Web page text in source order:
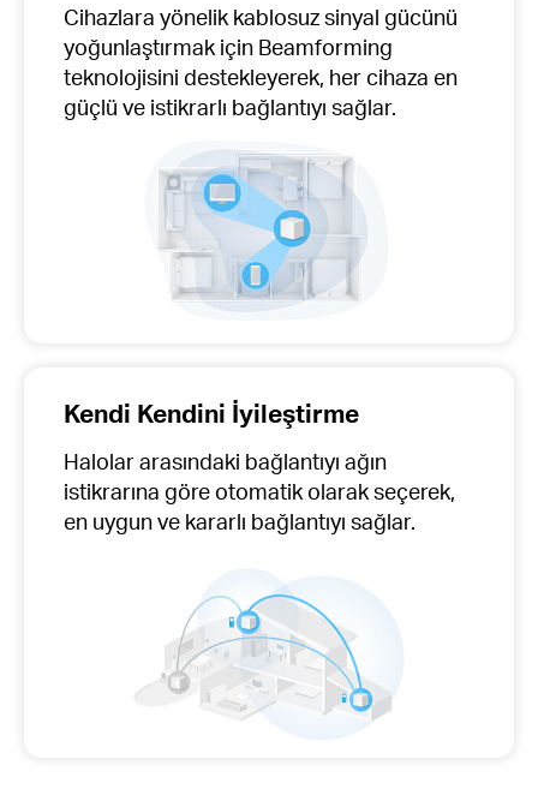
Cihazlara yönelik kablosuz sinyal gücünü
yoğunlaştırmak için Beamforming
teknolojisini destekleyerek, her cihaza en
güçlü ve istikrarlı bağlantıyı sağlar.
Kendi Kendini İyileştirme
Halolar arasındaki bağlantıyı ağın
istikrarına göre otomatik olarak seçerek,
en uygun ve kararlı bağlantıyı sağlar.